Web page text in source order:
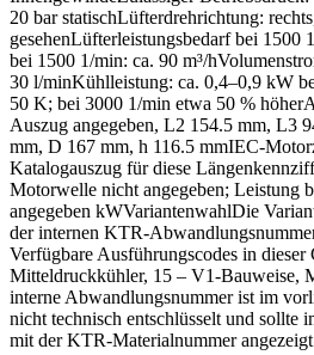
20 bar statischLüfterdrehrichtung:
gesehenLüfterleistungsbedarf bei 1500
bei 1500 1/min: ca. 90 m³/
30 l/minKühlleistung: ca. 0,4–0,9 kW
50 K; bei 3000 1/min etwa 50 %
Auszug angegeben, L2 154.5 mm, L3
mm, D 167 mm, h 116.5 mmIEC-
Katalogauszug für diese
Motorwelle nicht angegeben; Leistung
angegeben kWVariantenwahlDie
der internen KTR-
Verfügbare Ausführungscodes in dieser
Mitteldruckkühler, 15 – V1-Bauweise,
interne Abwandlungsnummer ist im
nicht technisch entschlüsselt und sollte
mit der KTR-Materialnummer angezeigt